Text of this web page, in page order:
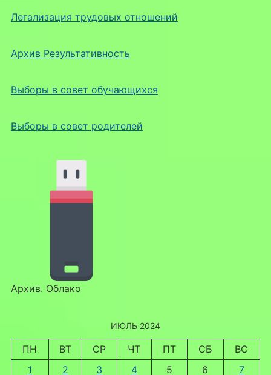
Легализация трудовых отношений
Архив Результативность
Выборы в совет обучающихся
Выборы в совет родителей
Архив. Облако
ИЮЛЬ 2024
ПН ВТ СР ЧТ ПТ СБ
ВС
1
2 3 4 5 6 7